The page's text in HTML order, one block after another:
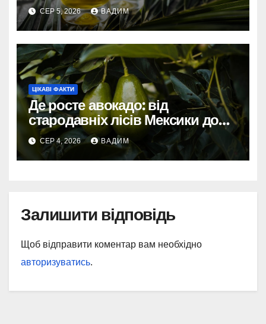
СЕР 5, 2026 ВАДИМ
ЦІКАВІ ФАКТИ
Де росте авокадо: від
стародавніх лісів Мексики до
сучасних плантацій світу
СЕР 4, 2026 ВАДИМ
Залишити відповідь
Щоб відправити коментар вам необхідно
авторизуватись.